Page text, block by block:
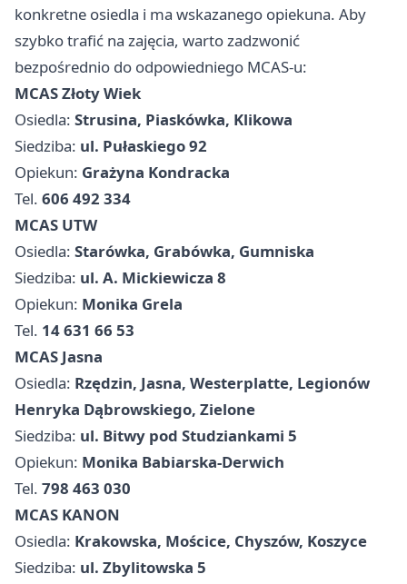
konkretne osiedla i ma wskazanego opiekuna. Aby
szybko trafić na zajęcia, warto zadzwonić
bezpośrednio do odpowiedniego MCAS-u:
MCAS Złoty Wiek
Osiedla: Strusina, Piaskówka, Klikowa
Siedziba: ul. Pułaskiego 92
Opiekun: Grażyna Kondracka
Tel. 606 492 334
MCAS UTW
Osiedla: Starówka, Grabówka, Gumniska
Siedziba: ul. A. Mickiewicza 8
Opiekun: Monika Grela
Tel. 14 631 66 53
MCAS Jasna
Osiedla: Rzędzin, Jasna, Westerplatte, Legionów
Henryka Dąbrowskiego, Zielone
Siedziba: ul. Bitwy pod Studziankami 5
Opiekun: Monika Babiarska-Derwich
Tel. 798 463 030
MCAS KANON
Osiedla: Krakowska, Mościce, Chyszów, Koszyce
Siedziba: ul. Zbylitowska 5